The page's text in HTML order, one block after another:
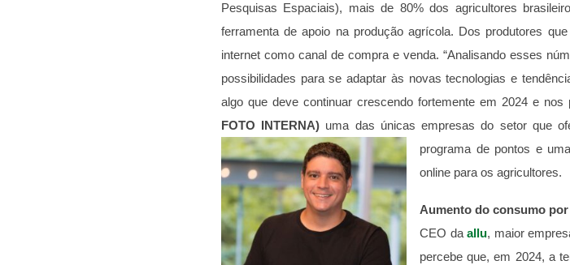
Pesquisas Espaciais), mais de 80% dos agricultores
ferramenta de apoio na produção agrícola. Dos produtores
internet como canal de compra e venda. “Analisando esses
possibilidades para se adaptar às novas tecnologias e
algo que deve continuar crescendo fortemente em 2024 e
FOTO INTERNA) uma das únicas empresas do setor que
programa de pontos e
online para os agricultores.
Aumento do consumo
CEO daallu, maior
percebe que, em 2024, a